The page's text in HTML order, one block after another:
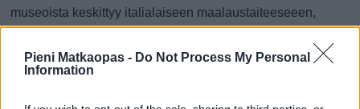
Pieni Matkaopas - Do Not Process My Personal
Information
museoista keskittyy italialaiseen maalaustaiteeseeen,
mutta täällä on myös esimerkiksi Leonardo da Vincin
keksintöjä esittelevä museo ja arkeologinen museo. Taide
on Milanossa oikeutetusti ...